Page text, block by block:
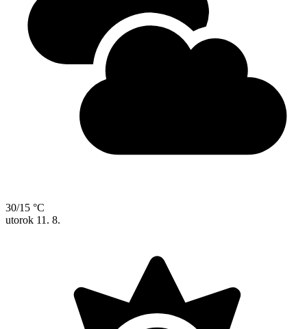
30/15 °C
utorok 11. 8.